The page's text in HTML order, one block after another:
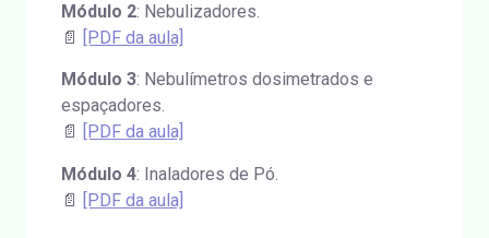
Módulo 2: Nebulizadores.
📄
[PDF da aula]
Módulo 3: Nebulímetros dosimetrados e
espaçadores.
📄
[PDF da aula]
Módulo 4: Inaladores de Pó.
📄
[PDF da aula]